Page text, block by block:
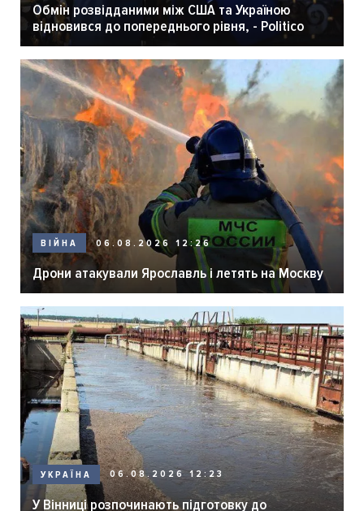
Обмін розвідданими між США та Україною
відновився до попереднього рівня, - Politico
ВІЙНА 06.08.2026 12:26
Дрони атакували Ярославль і летять на Москву
УКРАЇНА 06.08.2026 12:23
У Вінниці розпочинають підготовку до